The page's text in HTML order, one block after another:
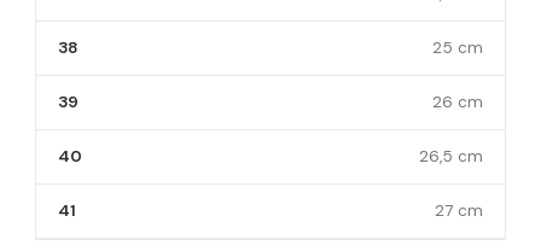
38 25 cm
39 26 cm
40 26,5 cm
41 27 cm